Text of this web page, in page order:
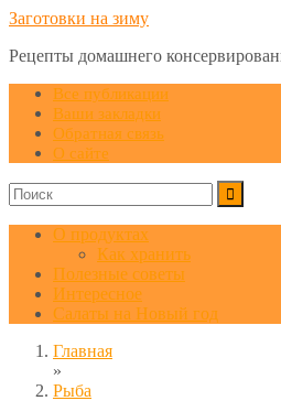
Заготовки на зиму
Рецепты домашнего
Все публикации
Ваши закладки
Обратная связь
О сайте
О продуктах
Как хранить
Полезные советы
Интересное
Салаты на Новый год
Главная
»
Рыба